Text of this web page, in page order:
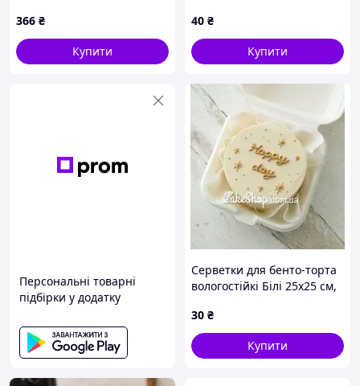
Паперові вкладиші для
аерофритюрниці
366 ₴
Купити
40 ₴
Купити
Персональні товарні
підбірки у додатку
Серветки для бенто-торта
вологостійкі Білі 25х25 см,
30 ₴
Купити